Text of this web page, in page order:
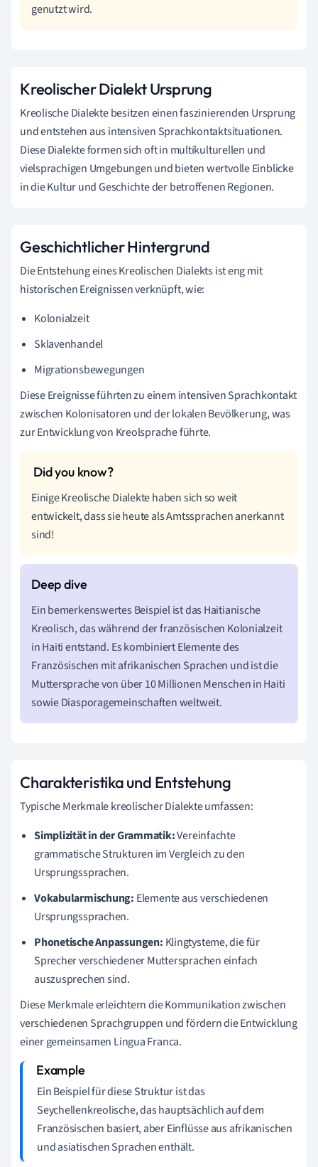
genutzt wird.
Kreolischer Dialekt Ursprung
Kreolische Dialekte besitzen einen faszinierenden Ursprung
und entstehen aus intensiven Sprachkontaktsituationen.
Diese Dialekte formen sich oft in multikulturellen und
vielsprachigen Umgebungen und bieten wertvolle Einblicke
in die Kultur und Geschichte der betroffenen Regionen.
Geschichtlicher Hintergrund
Die Entstehung eines Kreolischen Dialekts ist eng mit
historischen Ereignissen verknüpft, wie:
Kolonialzeit
Sklavenhandel
Migrationsbewegungen
Diese Ereignisse führten zu einem intensiven Sprachkontakt
zwischen Kolonisatoren und der lokalen Bevölkerung, was
zur Entwicklung von Kreolsprache führte.
Einige Kreolische Dialekte haben sich so weit
entwickelt, dass sie heute als Amtssprachen anerkannt
sind!
Ein bemerkenswertes Beispiel ist das Haitianische
Kreolisch, das während der französischen Kolonialzeit
in Haiti entstand. Es kombiniert Elemente des
Französischen mit afrikanischen Sprachen und ist die
Muttersprache von über 10 Millionen Menschen in Haiti
sowie Diasporagemeinschaften weltweit.
Charakteristika und Entstehung
Typische Merkmale kreolischer Dialekte umfassen:
Simplizität in der Grammatik:Vereinfachte
grammatische Strukturen im Vergleich zu den
Ursprungssprachen.
Vokabularmischung: Elemente aus verschiedenen
Ursprungssprachen.
Phonetische Anpassungen: Klingtysteme, die für
Sprecher verschiedener Muttersprachen einfach
auszusprechen sind.
Diese Merkmale erleichtern die Kommunikation zwischen
verschiedenen Sprachgruppen und fördern die Entwicklung
einer gemeinsamen Lingua Franca.
Ein Beispiel für diese Struktur ist das
Seychellenkreolische, das hauptsächlich auf dem
Französischen basiert, aber Einflüsse aus afrikanischen
und asiatischen Sprachen enthält.